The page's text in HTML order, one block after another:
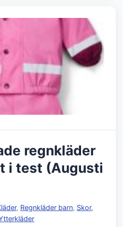
regnkläder
i test (Augusti
, Regnkläder barn, Skor,